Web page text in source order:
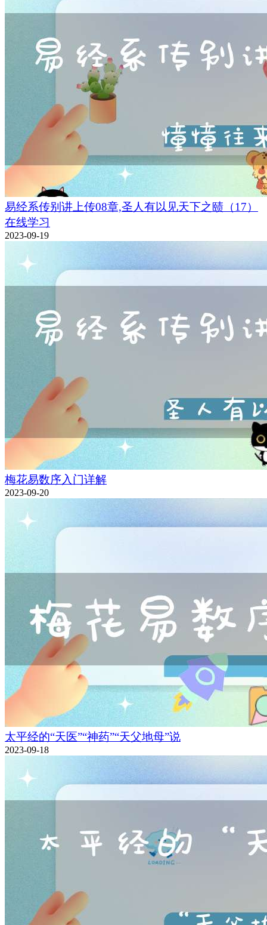
易经系传别讲上传08章,圣人有以见天下之赜（17）
在线学习
2023-09-19
梅花易数序入门详解
2023-09-20
太平经的“天医”“神药”“天父地母”说
2023-09-18